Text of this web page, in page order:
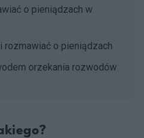
o pieniądzach w
rozmawiać o pieniądzach
orzekania rozwodów